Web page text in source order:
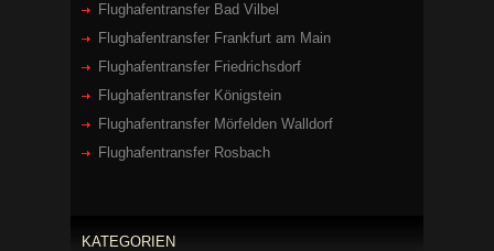
Flughafentransfer Bad Vilbel
Flughafentransfer Frankfurt am Main
Flughafentransfer Friedrichsdorf
Flughafentransfer Königstein
Flughafentransfer Mörfelden Walldorf
Flughafentransfer Rosbach
KATEGORIEN